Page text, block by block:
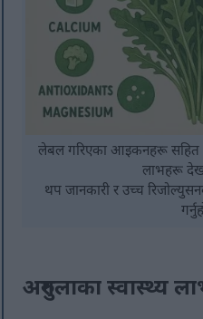
लेबल गरिएका आइकनहरू सहित
लाभहरू
थप जानकारी र उच्च
अरुगुलाका स्वास्थ्य